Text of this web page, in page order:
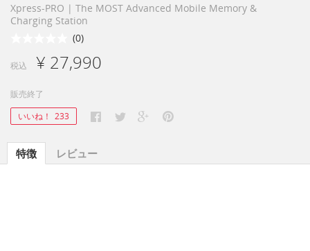
Xpress-PRO | The MOST Advanced Mobile Memory &
Charging Station
(0)
税込 ¥ 27,990
販売終了
いいね！ 233
特徴 レビュー